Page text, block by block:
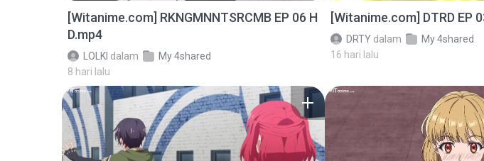
[Witanime.com] RKNGMNNTSRCMB EP 06 H
D.mp4
LOLKI dalam
My 4shared
8 hari lalu
[Witanime.com] DTRD EP
DRTY dalam
My 4shared
16 hari lalu